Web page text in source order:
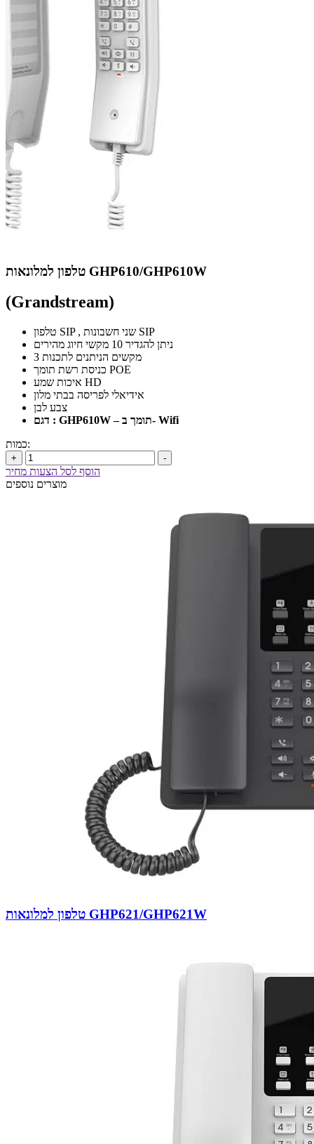
טלפון למלונאות GHP610/GHP610W
(Grandstream)
טלפון SIP , שני חשבונות SIP
ניתן להגדיר 10 מקשי חיוג מהירים
3 מקשים הניתנים לתכנות
כניסת רשת תומך POE
איכות שמע HD
אידיאלי לפריסה בבתי מלון
צבע לבן
דגם : GHP610W – תומך ב- Wifi
כמות:
+ -
הוסף לסל הצעות מחיר
מוצרים נוספים
טלפון למלונאות GHP621/GHP621W